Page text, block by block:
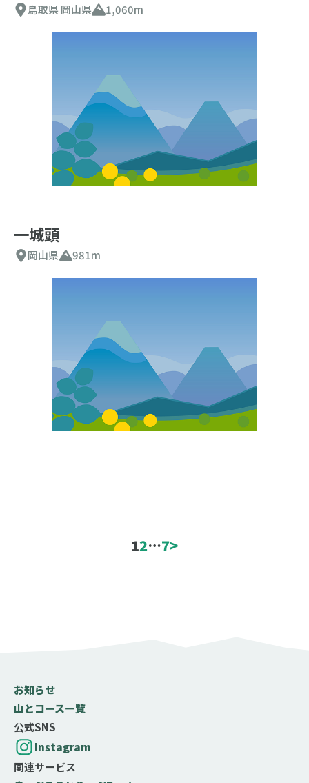
山検索
名山
百名山 二百名山
登山する月（百名山限定）
鳥取県 岡山県 1,060m
一城頭
岡山県 981m
12…7>
お知らせ
山とコース一覧
公式SNS
Instagram
関連サービス